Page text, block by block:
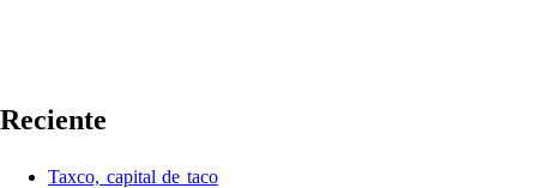
Reciente
Taxco, capital de taco